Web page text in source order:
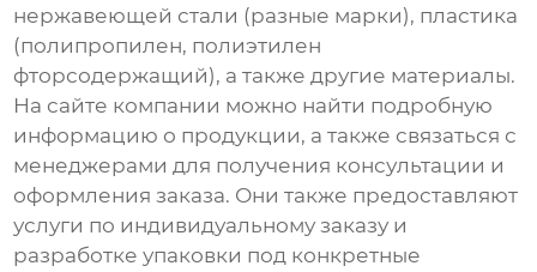
нержавеющей стали (разные марки), пластика
(полипропилен, полиэтилен
фторсодержащий), а также другие материалы.
На сайте компании можно найти подробную
информацию о продукции, а также связаться с
менеджерами для получения консультации и
оформления заказа. Они также предоставляют
услуги по индивидуальному заказу и
разработке упаковки под конкретные